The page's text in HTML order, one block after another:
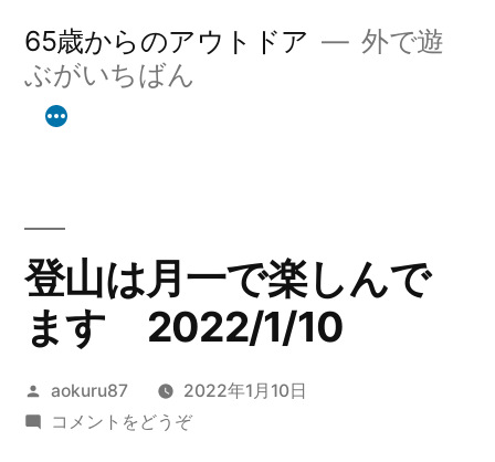
65歳からのアウトドア
外で遊
ぶがいちばん
登山は月一で楽しんで
ます 2022/1/10
投
稿
aokuru87
2022年1月10日
コメントをどうぞ(登